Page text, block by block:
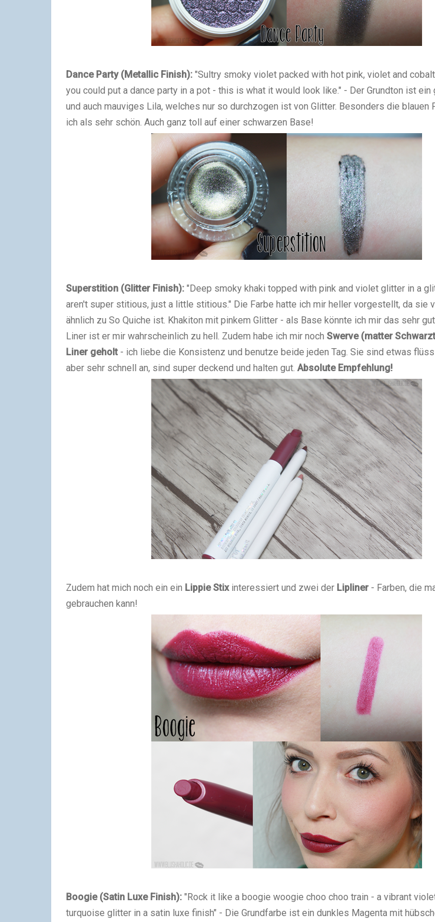
Dance Party (Metallic Finish): "Sultry smoky violet packed with hot pink, violet and
you could put a dance party in a pot - this is what it would look like." - Der Grundton ist ein
und auch mauviges Lila, welches nur so durchzogen ist von Glitter. Besonders die blauen
ich als sehr schön. Auch ganz toll auf einer schwarzen Base!
Superstition (Glitter Finish): "Deep smoky khaki topped with pink and violet glitter in a
aren't super stitious, just a little stitious." Die Farbe hatte ich mir heller vorgestellt, da sie
ähnlich zu So Quiche ist. Khakiton mit pinkem Glitter - als Base könnte ich mir das sehr
Liner ist er mir wahrscheinlich zu hell. Zudem habe ich mir noch Swerve (matter
Liner geholt - ich liebe die Konsistenz und benutze beide jeden Tag. Sie sind etwas
aber sehr schnell an, sind super deckend und halten gut. Absolute Empfehlung!
Zudem hat mich noch ein ein Lippie Stixinteressiert und zwei der Lipliner - Farben, die
gebrauchen kann!
Boogie (Satin Luxe Finish): "Rock it like a boogie woogie choo choo train - a vibrant
turquoise glitter in a satin luxe finish" - Die Grundfarbe ist ein dunkles Magenta mit